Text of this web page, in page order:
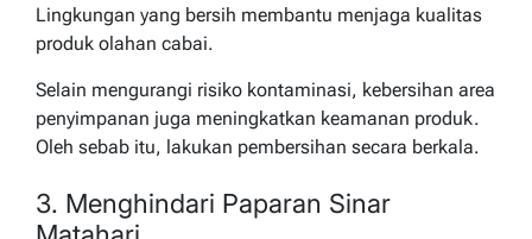
Lingkungan yang bersih membantu menjaga kualitas
produk olahan cabai.
Selain mengurangi risiko kontaminasi, kebersihan area
penyimpanan juga meningkatkan keamanan produk.
Oleh sebab itu, lakukan pembersihan secara berkala.
3. Menghindari Paparan Sinar